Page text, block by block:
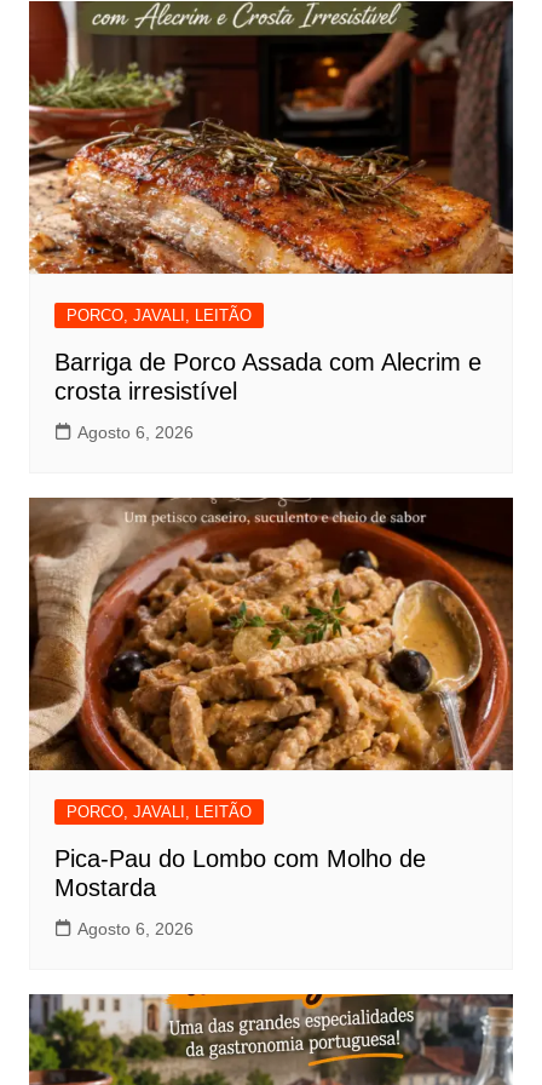
PORCO, JAVALI, LEITÃO
Barriga de Porco Assada com Alecrim e
crosta irresistível
Agosto 6, 2026
PORCO, JAVALI, LEITÃO
Pica-Pau do Lombo com Molho de
Mostarda
Agosto 6, 2026